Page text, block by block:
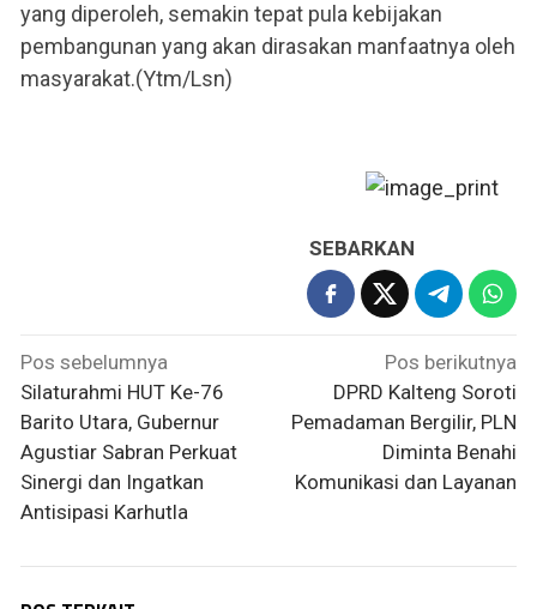
yang diperoleh, semakin tepat pula kebijakan
pembangunan yang akan dirasakan manfaatnya oleh
masyarakat.(Ytm/Lsn)
SEBARKAN
Navigasi
pos
Pos sebelumnya
Silaturahmi HUT Ke-76
Barito Utara, Gubernur
Agustiar Sabran Perkuat
Sinergi dan Ingatkan
Antisipasi Karhutla
Pos berikutnya
DPRD Kalteng Soroti
Pemadaman Bergilir, PLN
Diminta Benahi
Komunikasi dan Layanan